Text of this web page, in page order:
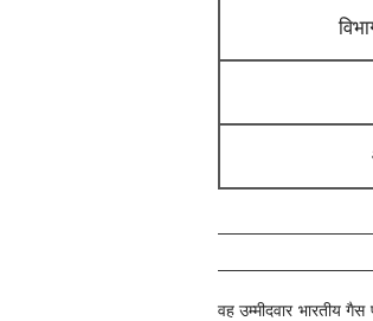
वह उम्मीदवार भारतीय गैस